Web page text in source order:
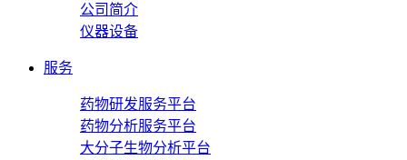
公司简介
仪器设备
服务
药物研发服务平台
药物分析服务平台
大分子生物分析平台